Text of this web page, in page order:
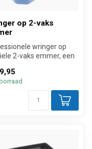
op 2-vaks
wringer op
2-vaks emmer, een